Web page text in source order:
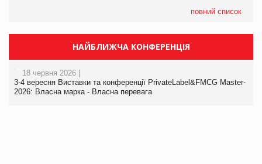
повний список
НАЙБЛИЖЧА КОНФЕРЕНЦІЯ
18 червня 2026 |
3-4 вересня Виставки та конференції PrivateLabel&FMCG Master-
2026: Власна марка - Власна перевага